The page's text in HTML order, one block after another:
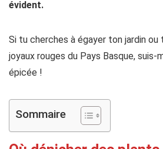
évident.
Si tu cherches à égayer ton jardin
joyaux rouges du Pays Basque,
épicée !
Sommaire